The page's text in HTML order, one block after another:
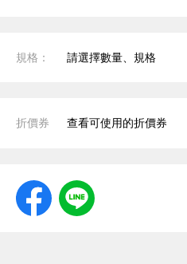
規格： 請選擇數量、規格
折價券 查看可使用的折價券